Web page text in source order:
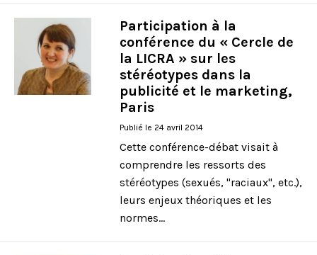
Participation à la
conférence du « Cercle de
la LICRA » sur les
stéréotypes dans la
publicité et le marketing,
Paris
Publié le 24 avril 2014
Cette conférence-débat visait à
comprendre les ressorts des
stéréotypes (sexués, "raciaux", etc.),
leurs enjeux théoriques et les
normes...